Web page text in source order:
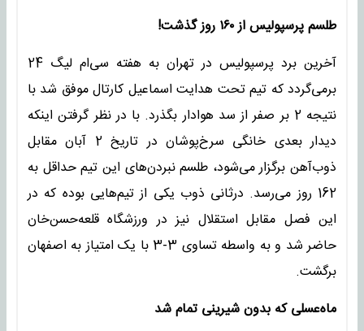
طلسم پرسپولیس از ۱۶۰ روز گذشت!
آخرین برد پرسپولیس در تهران به هفته سی‌ام لیگ 24
برمی‌گردد که تیم تحت هدایت اسماعیل کارتال موفق شد با
نتیجه 2 بر صفر از سد هوادار بگذرد. با در نظر گرفتن اینکه
دیدار بعدی خانگی سرخ‌پوشان در تاریخ 2 آبان مقابل
ذوب‌آهن برگزار می‌شود، طلسم نبردن‌های این تیم حداقل به
162 روز می‌رسد. درثانی ذوب یکی از تیم‌هایی بوده که در
این فصل مقابل استقلال نیز در ورزشگاه قلعه‌حسن‌خان
حاضر شد و به واسطه تساوی 3-3 با یک امتیاز به اصفهان
برگشت.
ماه‌عسلی که بدون شیرینی تمام شد